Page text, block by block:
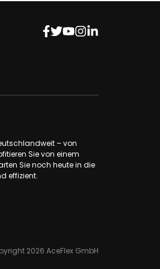
– von
Sie von einem
Sie noch heute in die
effizient.
2026 AceFlex GmbH